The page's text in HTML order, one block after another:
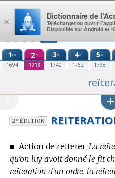
Aller au contenu
1re
1694
2e
1718
3e
1740
4e
1762
5e
1798
2eÉDITION
■ Action de reïterer. La
qu’on luy avoit donné le fit
reïteration d’un ordre. la
×
Dictionnaire de
Télécharger ou ouvrir
Disponible sur Android et